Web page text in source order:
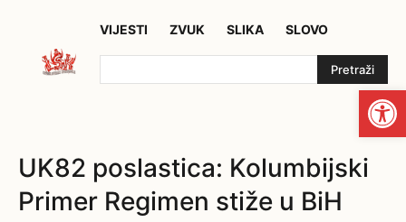
VIJESTI ZVUK SLIKA SLOVO
Pretraži
UK82 poslastica: Kolumbijski
Primer Regimen stiže u BiH